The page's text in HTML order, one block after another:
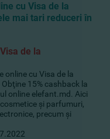
cu Visa de la
mai tari reduceri în
de la
online cu Visa de la
15% cashback la
online elefant.md. Aici
şi parfumuri,
precum şi